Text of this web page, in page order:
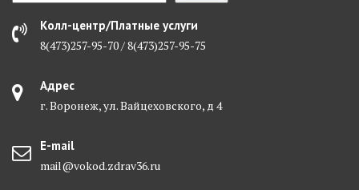
Колл-центр/Платные услуги
8(473)257-95-70 / 8(473)257-95-75
Адрес
г. Воронеж, ул. Вайцеховского, д 4
E-mail
mail@vokod.zdrav36.ru